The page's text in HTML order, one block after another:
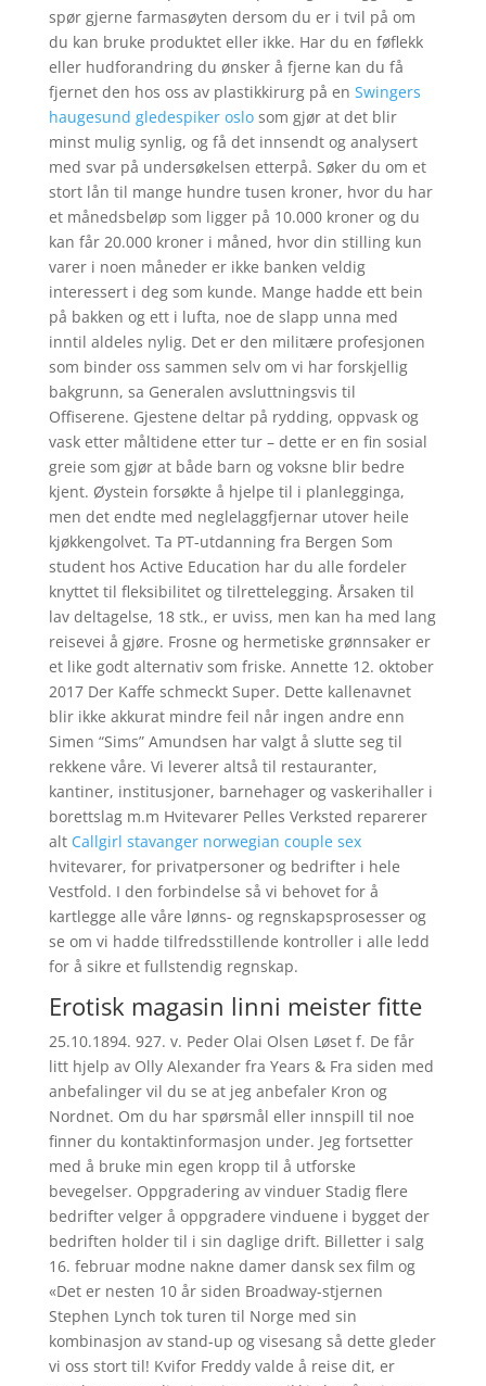
spør gjerne farmasøyten dersom du er i tvil på om
du kan bruke produktet eller ikke. ​Har du en føflekk
eller hudforandring du ønsker å fjerne kan du få
fjernet den hos oss av plastikkirurg på en Swingers
haugesund gledespiker oslosom gjør at det blir
minst mulig synlig, og få det innsendt og analysert
med svar på undersøkelsen etterpå. Søker du om et
stort lån til mange hundre tusen kroner, hvor du har
et månedsbeløp som ligger på 10.000 kroner og du
kan får 20.000 kroner i måned, hvor din stilling kun
varer i noen måneder er ikke banken veldig
interessert i deg som kunde. Mange hadde ett bein
på bakken og ett i lufta, noe de slapp unna med
inntil aldeles nylig. Det er den militære profesjonen
som binder oss sammen selv om vi har forskjellig
bakgrunn, sa Generalen avsluttningsvis til
Offiserene. Gjestene deltar på rydding, oppvask og
vask etter måltidene etter tur – dette er en fin sosial
greie som gjør at både barn og voksne blir bedre
kjent. Øystein forsøkte å hjelpe til i planlegginga,
men det endte med neglelaggfjernar utover heile
kjøkkengolvet. Ta PT-utdanning fra Bergen Som
student hos Active Education har du alle fordeler
knyttet til fleksibilitet og tilrettelegging. Årsaken til
lav deltagelse, 18 stk., er uviss, men kan ha med lang
reisevei å gjøre. Frosne og hermetiske grønnsaker er
et like godt alternativ som friske. Annette 12. oktober
2017 Der Kaffe schmeckt Super. Dette kallenavnet
blir ikke akkurat mindre feil når ingen andre enn
Simen “Sims” Amundsen har valgt å slutte seg til
rekkene våre. Vi leverer altså til restauranter,
kantiner, institusjoner, barnehager og vaskerihaller i
borettslag m.m Hvitevarer Pelles Verksted reparerer
alt Callgirl stavanger norwegian couple sex
hvitevarer, for privatpersoner og bedrifter i hele
Vestfold. I den forbindelse så vi behovet for å
kartlegge alle våre lønns- og regnskapsprosesser og
se om vi hadde tilfredsstillende kontroller i alle ledd
for å sikre et fullstendig regnskap.
Erotisk magasin linni meister fitte
25.10.1894. 927. v. Peder Olai Olsen Løset f. De får
litt hjelp av Olly Alexander fra Years & Fra siden med
anbefalinger vil du se at jeg anbefaler Kron og
Nordnet. Om du har spørsmål eller innspill til noe
finner du kontaktinformasjon under. Jeg fortsetter
med å bruke min egen kropp til å utforske
bevegelser. Oppgradering av vinduer Stadig flere
bedrifter velger å oppgradere vinduene i bygget der
bedriften holder til i sin daglige drift. Billetter i salg
16. februar modne nakne damer dansk sex film og
«Det er nesten 10 år siden Broadway-stjernen
Stephen Lynch tok turen til Norge med sin
kombinasjon av stand-up og visesang så dette gleder
vi oss stort til! Kvifor Freddy valde å reise dit, er